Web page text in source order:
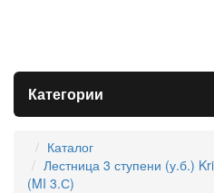
Категории
Каталог
Лестница 3 ступени (у.б.)
(MI 3.С)